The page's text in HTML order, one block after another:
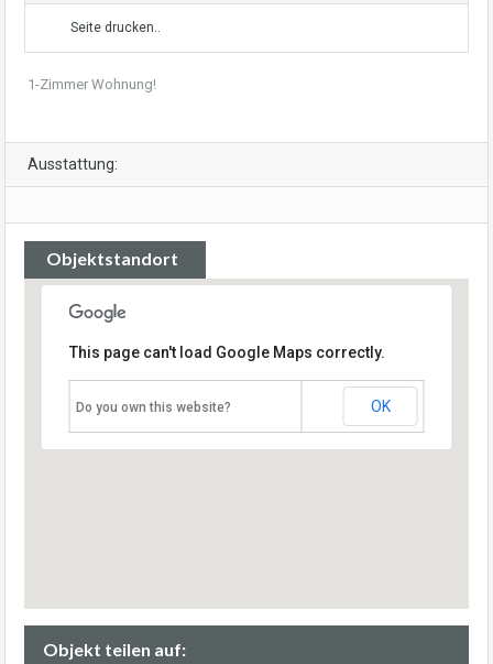
Seite drucken..
1-Zimmer Wohnung!
Ausstattung:
Objektstandort
This page can't load Google Maps correctly.
Do you own this website? OK
Objekt teilen auf: